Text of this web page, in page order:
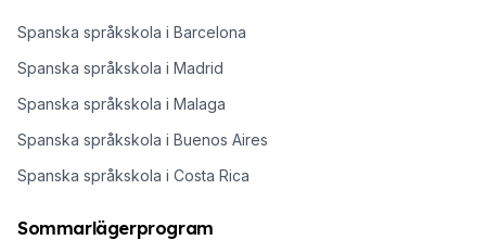
Spanska språkskola i Barcelona
Spanska språkskola i Madrid
Spanska språkskola i Malaga
Spanska språkskola i Buenos Aires
Spanska språkskola i Costa Rica
Sommarlägerprogram